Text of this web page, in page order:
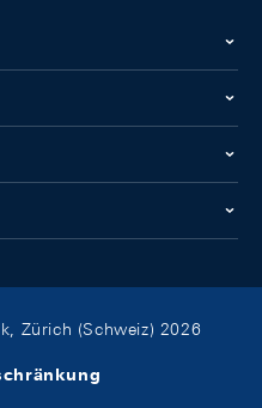
Zürich (Schweiz) 2026